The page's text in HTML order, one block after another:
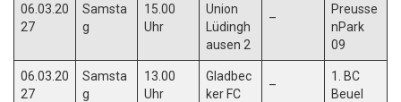
06.03.20
27
Samsta
g
15.00
Uhr
Union
Lüdingh
ausen 2
–
Preusse
nPark
09
06.03.20
27
Samsta
g
13.00
Uhr
Gladbec
ker FC
–
1. BC
Beuel